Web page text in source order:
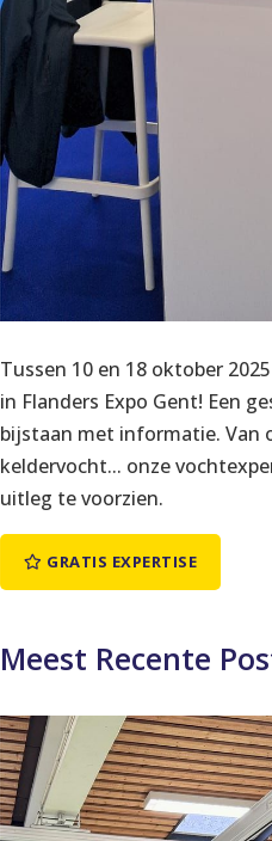
Tussen 10 en 18 oktober
in Flanders Expo Gent! Een
bijstaan met informatie. Van
keldervocht... onze
uitleg te voorzien.
GRATIS EXPERTISE
Meest Recente